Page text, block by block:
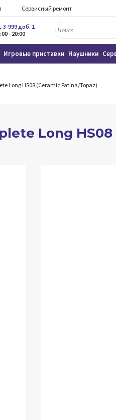
Сервисный ремонт
3-999 доб. 1
- 20:00
Игровые приставки Наушники
Long HS08 (Ceramic Patina/Topaz)
Long